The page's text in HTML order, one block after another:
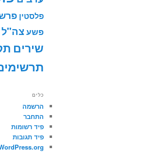
פלסטין
פשעצה"ל
שירים
כלים
הרשמה
התחבר
פיד רשומות
פיד תגובות